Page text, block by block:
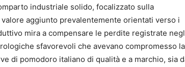
industriale solido, focalizzato sulla
aggiunto prevalentemente orientati verso i
mira a compensare le perdite registrate
sfavorevoli che avevano compromesso la
di pomodoro italiano di qualità e a marchio, sia